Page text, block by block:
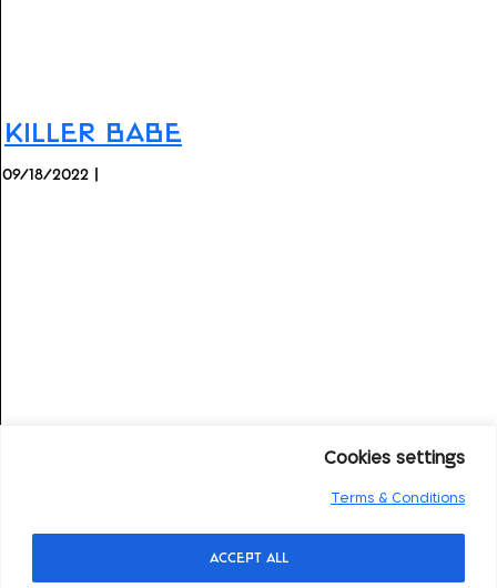
Cookies settings
Terms & Conditions
Accept All
Killer Babe
09/18/2022 |